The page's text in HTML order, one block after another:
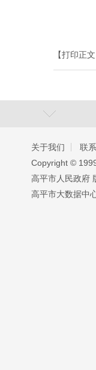
【打印正
关于我们
联
Copyright ©️
高平市人民政府
高平市大数据